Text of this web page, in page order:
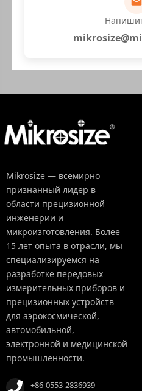
Mikrosize — всемирно
признанный лидер в
области прецизионной
инженерии и
микроизготовления. Более
15 лет опыта в отрасли, мы
специализируемся на
разработке передовых
измерительных приборов и
прецизионных устройств
для аэрокосмической,
автомобильной,
электронной и медицинской
промышленности.
+86-0553-2836939